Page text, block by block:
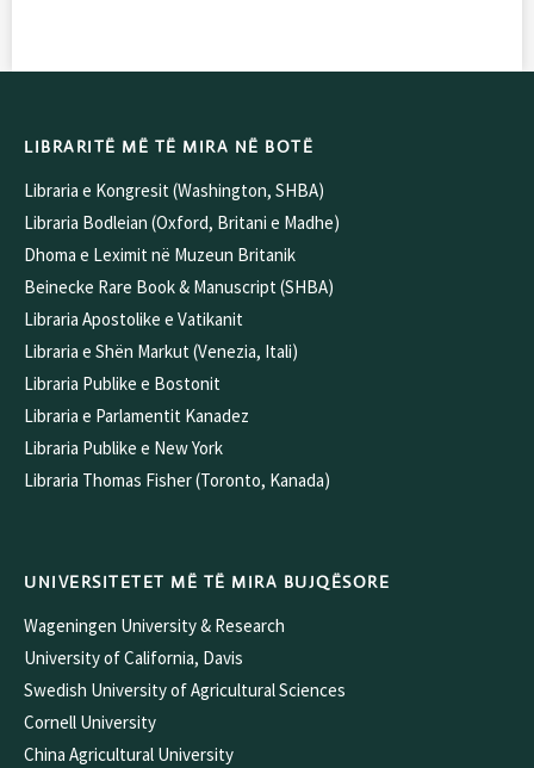
LIBRARITË MË TË MIRA NË BOTË
Libraria e Kongresit (Washington, SHBA)
Libraria Bodleian (Oxford, Britani e Madhe)
Dhoma e Leximit në Muzeun Britanik
Beinecke Rare Book & Manuscript (SHBA)
Libraria Apostolike e Vatikanit
Libraria e Shën Markut (Venezia, Itali)
Libraria Publike e Bostonit
Libraria e Parlamentit Kanadez
Libraria Publike e New York
Libraria Thomas Fisher (Toronto, Kanada)
UNIVERSITETET MË TË MIRA BUJQËSORE
Wageningen University & Research
University of California, Davis
Swedish University of Agricultural Sciences
Cornell University
China Agricultural University